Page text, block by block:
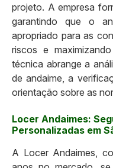
projeto. A empresa
garantindo que o
apropriado para as
riscos e
técnica abrange a
de andaime, a
orientação sobre as
Locer Andaimes:
Personalizadas em
A Locer Andaimes,